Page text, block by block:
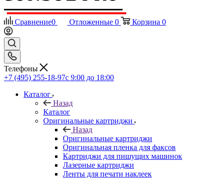
Сравнение0 Отложенные 0 Корзина 0
Телефоны
+7 (495) 255-18-97с 9:00 до 18:00
Каталог
Назад
Каталог
Оригинальные картриджи
Назад
Оригинальные картриджи
Оригинальная пленка для факсов
Картриджи для пишущих машинок
Лазерные картриджи
Ленты для печати наклеек